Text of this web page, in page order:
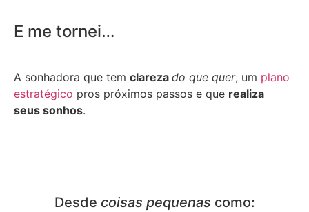
E me tornei…
A sonhadora que tem clareza do que quer, um plano
estratégico pros próximos passos e que realiza
seus sonhos.
Desde coisas pequenas como: